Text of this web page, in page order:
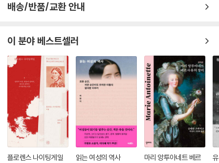
로 물리쳐서 역신의 구속을 받아 냈다는 식의 새로운 전설이 생겨났을 가
〈삼국유사〉는 해피엔드를 위해서 신라 사람들이 만든 강력한 벽사신앙(사
얼굴을 그려서 대문에 붙여서 역신을 물리쳤다고. 처용의 벽사는 이후에
왕실을 통해서 강력하게 전승되었다. 고려의 왕실도 처용무를 좋아했고,
조선의 왕실도 처용무를 보존했다. 하지만 이 사건 이후 처용의 아내, 예쁘
다는 이유로 낯선 남자에게 시집가야 했고 결국은 역신에게 범해진 그녀가
어떻게 되었는지는 전해지지 않는다.
---「다리가 넷이더라 - 처용의 아내」중에서
배송/반품/교환 안내
이 분야 베스트셀러
플로렌스 나이팅게일 읽는 여성의 역사
마리 앙투아네트 베르